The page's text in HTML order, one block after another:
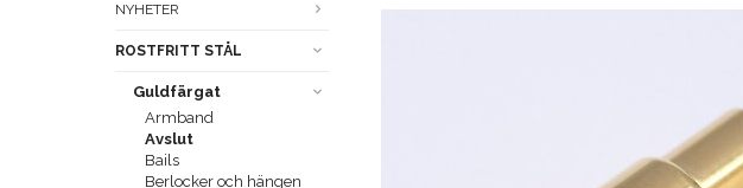
NYHETER
ROSTFRITT STÅL
Guldfärgat
Armband
Avslut
Bails
Berlocker och hängen